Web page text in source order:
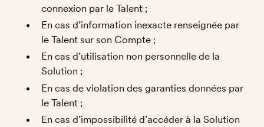
connexion par le Talent ;
En cas d’information inexacte renseignée par
le Talent sur son Compte ;
En cas d’utilisation non personnelle de la
Solution ;
En cas de violation des garanties données par
le Talent ;
En cas d’impossibilité d’accéder à la Solution